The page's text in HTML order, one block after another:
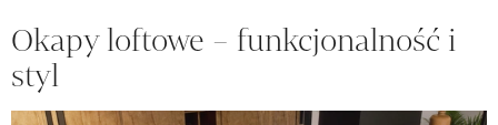
Okapy loftowe – funkcjonalność i
styl